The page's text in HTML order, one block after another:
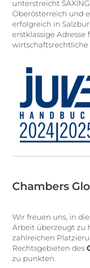
unterstreicht
Oberösterreich und
erfolgreich in
erstklassige Adresse
wirtschaftsrechtliche
Chambers
Wir freuen uns, in
Arbeit überzeugt zu
zahlreichen
Rechtsgebieten des
zu punkten.